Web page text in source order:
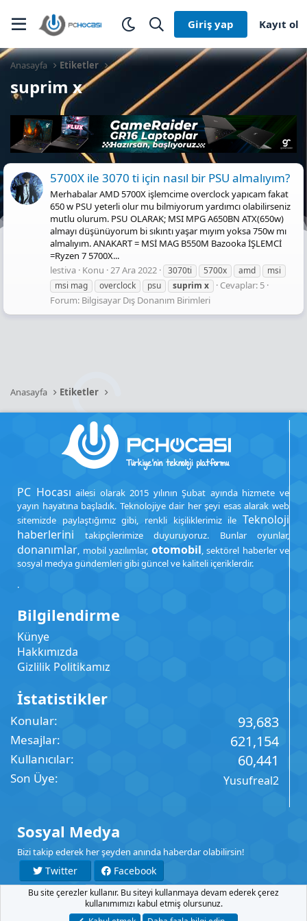
Giriş yap Kayıt ol
Anasayfa Etiketler
suprim x
5700X ile 3070 ti için nasıl bir PSU almalıyım?
Merhabalar AMD 5700X işlemcime overclock yapıcam fakat
650 w PSU yeterli olur mu bilmiyorum yardımcı olabilirseniz
mutlu olurum. PSU OLARAK; MSI MPG A650BN ATX(650w)
almayı düşünüyorum bi sıkıntı yaşar mıyım yoksa 750w mı
almalıyım. ANAKART = MSİ MAG B550M Bazooka İŞLEMCİ
=Ryzen 7 5700X...
lestiva Konu 27 Ara 2022 3070ti 5700x amd
msi
msi mag
overclock psu suprim x
Cevaplar: 5
Forum: Bilgisayar Dış Donanım Birimleri
Anasayfa Etiketler
PC Hocası ailesi olarak 2015 yılının Şubat ayında hizmete ve
yayın hayatına başladık. Teknolojiye dair her şeyi esas alarak web
sitemizde paylaştığımız gibi, renkli kişiliklerimiz ile Teknoloji
haberlerini takipçilerimize duyuruyoruz. Bunlar oyunlar,
donanımlar, mobil yazılımlar, otomobil, sektörel haberler ve
sosyal medya gündemleri gibi güncel ve kaliteli içeriklerdir.
.
Bilgilendirme
Künye
Hakkımızda
Gizlilik Politikamız
İstatistikler
Konular 93,683
Mesajlar 621,154
Kullanıcılar 60,441
Son Üye Yusufreal2
Sosyal Medya
Bizi takip ederek her şeyden anında haberdar olabilirsin!
Twitter
Facebook
YouTube
Instagram
Bu site çerezler kullanır. Bu siteyi kullanmaya devam ederek çerez
kullanımımızı kabul etmiş olursunuz.